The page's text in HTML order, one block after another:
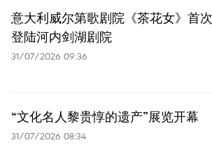
意大利威尔第歌剧院《茶花女》首次
登陆河内剑湖剧院
31/07/2026 09:36
“文化名人黎贵惇的遗产”展览开幕
31/07/2026 08:34